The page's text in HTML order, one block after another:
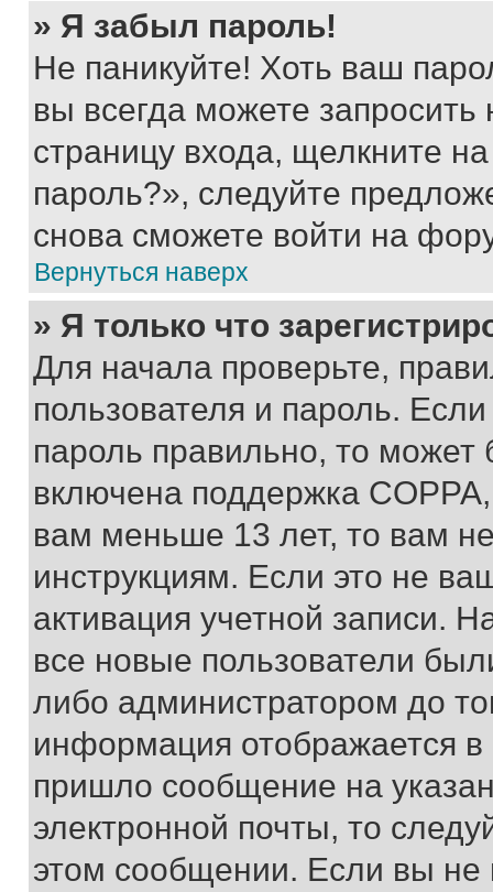
» Я забыл пароль!
Не паникуйте! Хоть ваш
вы всегда можете
страницу входа, щелкните
пароль?», следуйте
снова сможете войти на
Вернуться наверх
» Я только что
Для начала проверьте,
пользователя и пароль.
пароль правильно, то может
включена поддержка
вам меньше 13 лет, то вам
инструкциям. Если это не
активация учетной записи.
все новые пользователи
либо администратором до
информация отображается
пришло сообщение на
электронной почты, то
этом сообщении. Если вы